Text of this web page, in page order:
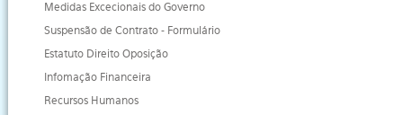
Medidas Excecionais do Governo
Suspensão de Contrato - Formulário
Estatuto Direito Oposição
Infomação Financeira
Recursos Humanos